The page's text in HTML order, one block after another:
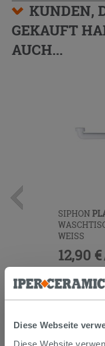
Diese Webseite
Diese Website
KUNDEN,
GEKAUFT
AUCH...
SIPHON
WEISS
12,90 €
IN DEN